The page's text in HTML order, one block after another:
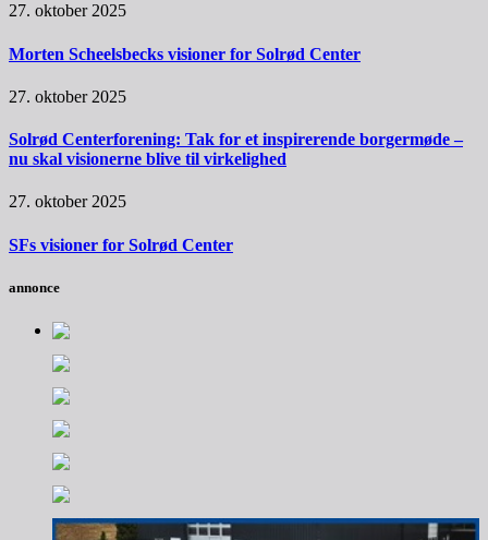
27. oktober 2025
Morten Scheelsbecks visioner for Solrød Center
27. oktober 2025
Solrød Centerforening: Tak for et inspirerende borgermøde –
nu skal visionerne blive til virkelighed
27. oktober 2025
SFs visioner for Solrød Center
annonce